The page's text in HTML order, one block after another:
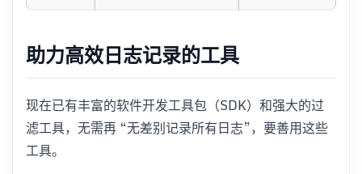
助力高效日志记录的工具
现在已有丰富的软件开发工具包（SDK）和强大的过
滤工具，无需再 “无差别记录所有日志”，要善用这些
工具。